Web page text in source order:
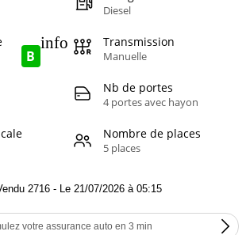
Diesel
B
info Transmission
Manuelle
Nb de portes
4 portes avec hayon
Nombre de places
5 places
2716 - Le 21/07/2026 à 05:15
votre assurance auto en 3 min